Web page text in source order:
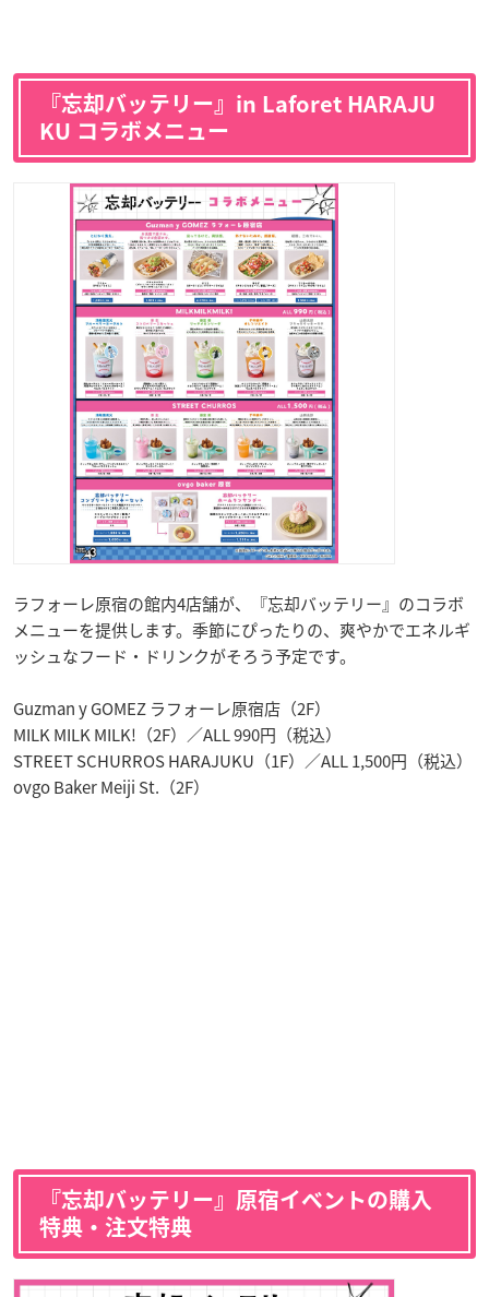
『忘却バッテリー』in Laforet HARAJU
KU コラボメニュー
ラフォーレ原宿の館内4店舗が、『忘却バッテリー』のコラボ
メニューを提供します。季節にぴったりの、爽やかでエネルギ
ッシュなフード・ドリンクがそろう予定です。
Guzman y GOMEZ ラフォーレ原宿店（2F）
MILK MILK MILK!（2F）／ALL 990円（税込）
STREET SCHURROS HARAJUKU（1F）／ALL 1,500円（税込）
ovgo Baker Meiji St.（2F）
『忘却バッテリー』原宿イベントの購入
特典・注文特典